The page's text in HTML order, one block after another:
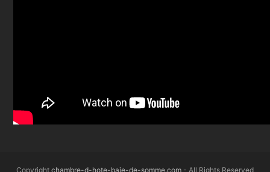
Copyright chambre-d-hote-baie-de-somme.com - All Rights Reserved